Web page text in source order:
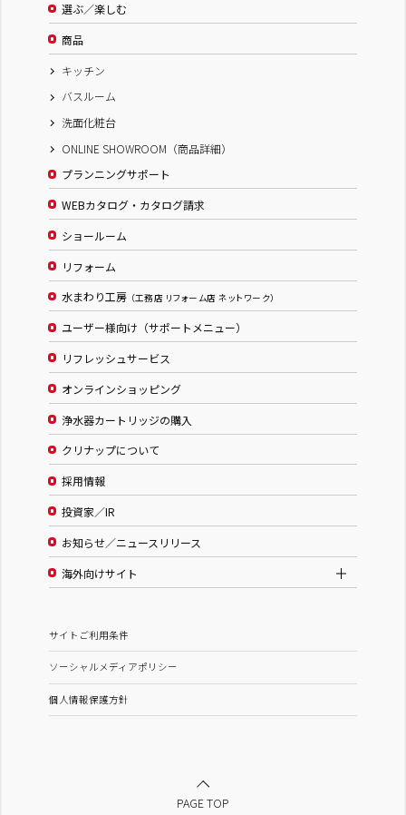
選ぶ／楽しむ
商品
キッチン
バスルーム
洗面化粧台
ONLINE SHOWROOM（商品詳細）
プランニングサポート
WEBカタログ・カタログ請求
ショールーム
リフォーム
水まわり工房 （工務店 リフォーム店 ネットワーク）
ユーザー様向け（サポートメニュー）
リフレッシュサービス
オンラインショッピング
浄水器カートリッジの購入
クリナップについて
採用情報
投資家／IR
お知らせ／ニュースリリース
海外向けサイト
サイトご利用条件
ソーシャルメディアポリシー
個人情報保護方針
PAGE TOP